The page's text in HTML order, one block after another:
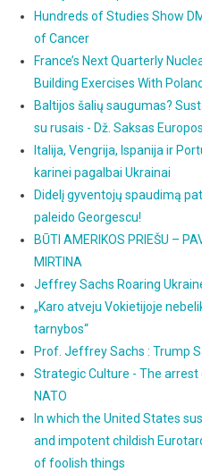
Hundreds of Studies Show
of Cancer
France’s Next Quarterly
Building Exercises With Poland
Baltijos šalių saugumas?
su rusais - Dž. Saksas
Italija, Vengrija, Ispanija ir
karinei pagalbai Ukrainai
Didelį gyventojų spaudimą
paleido Georgescu!
BŪTI AMERIKOS PRIEŠU –
MIRTINA
Jeffrey Sachs Roaring
„Karo atveju Vokietijoje
tarnybos“
Prof. Jeffrey Sachs : Trump
Strategic Culture - The
NATO
In which the United States
and impotent childish
of foolish things